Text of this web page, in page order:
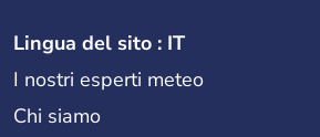
Lingua del sito : IT
I nostri esperti meteo
Chi siamo